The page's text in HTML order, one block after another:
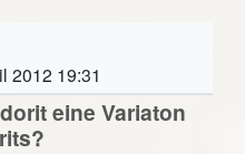
2012 19:31
eine Variaton